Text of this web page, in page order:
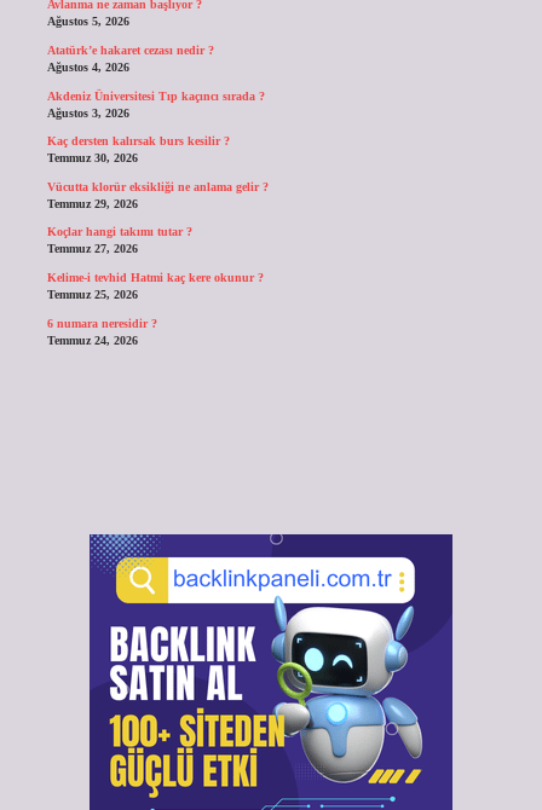
Avlanma ne zaman başlıyor ?
Ağustos 5, 2026
Atatürk’e hakaret cezası nedir ?
Ağustos 4, 2026
Akdeniz Üniversitesi Tıp kaçıncı sırada ?
Ağustos 3, 2026
Kaç dersten kalırsak burs kesilir ?
Temmuz 30, 2026
Vücutta klorür eksikliği ne anlama gelir ?
Temmuz 29, 2026
Koçlar hangi takımı tutar ?
Temmuz 27, 2026
Kelime-i tevhid Hatmi kaç kere okunur ?
Temmuz 25, 2026
6 numara neresidir ?
Temmuz 24, 2026